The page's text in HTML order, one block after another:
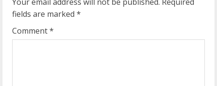
R
e
fields are marked *
Comment*